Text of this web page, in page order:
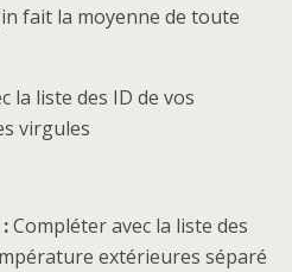
fait la moyenne de toute
la liste des ID de vos
virgules
Compléter avec la liste des
extérieures séparé